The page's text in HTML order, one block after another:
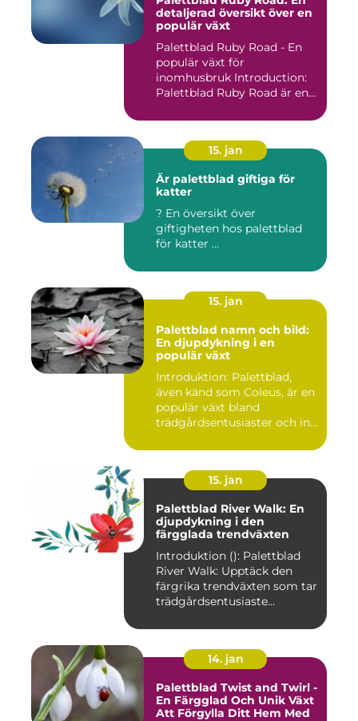
detaljerad översikt över en
populär växt
Palettblad Ruby Road - En
populär växt för
inomhusbruk Introduction:
Palettblad Ruby Road är en
15. jan
Är palettblad giftiga för
katter
? En översikt över
giftigheten hos palettblad
för katter ...
15. jan
Palettblad namn och bild:
En djupdykning i en
populär växt
Introduktion: Palettblad,
även känd som Coleus, är en
populär växt bland
trädgårdsentusiaster och in...
15. jan
Palettblad River Walk: En
djupdykning i den
färgglada trendväxten
Introduktion (): Palettblad
River Walk: Upptäck den
färgrika trendväxten som tar
trädgårdsentusiaste...
14. jan
Palettblad Twist and Twirl -
En Färgglad Och Unik Växt
Att Förgylla Ditt Hem Med